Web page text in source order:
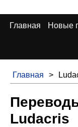
Главная Новые
Главная >
Ludacris